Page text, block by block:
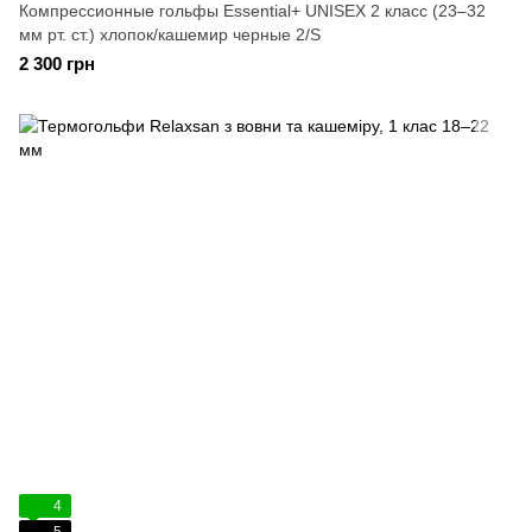
Компрессионные гольфы Essential+ UNISEX 2 класс (23–32
мм рт. ст.) хлопок/кашемир черные 2/S
2 300 грн
4